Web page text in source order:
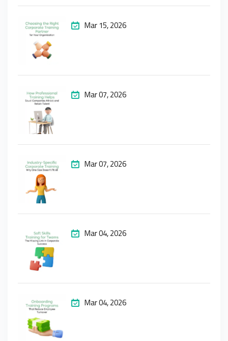
Mar 15, 2026
Mar 07, 2026
Mar 07, 2026
Mar 04, 2026
Mar 04, 2026